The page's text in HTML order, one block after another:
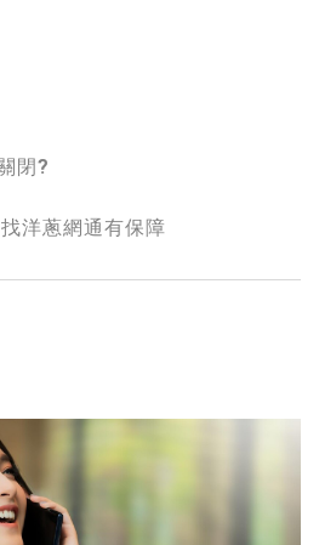
閉?
洋蔥網通有保障